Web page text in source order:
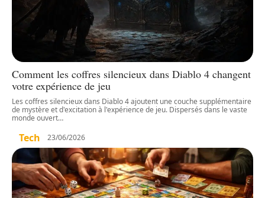
Comment les coffres silencieux dans Diablo 4 changent
votre expérience de jeu
Les coffres silencieux dans Diablo 4 ajoutent une couche supplémentaire
de mystère et d'excitation à l'expérience de jeu. Dispersés dans le vaste
monde ouvert…
Tech 23/06/2026